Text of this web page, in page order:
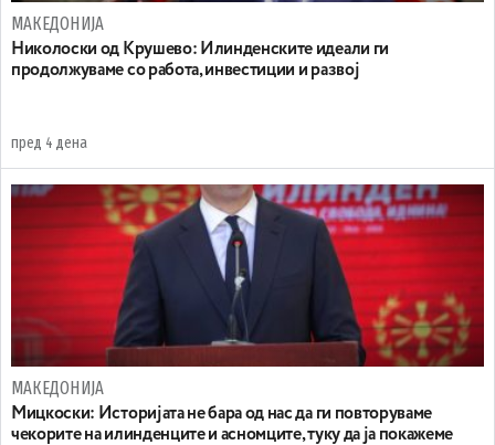
МАКЕДОНИЈА
Николоски од Крушево: Илинденските идеали ги
продолжуваме со работа, инвестиции и развој
пред 4 дена
МАКЕДОНИЈА
Мицкоски: Историјата не бара од нас да ги повторуваме
чекорите на илинденците и асномците, туку да ја покажеме